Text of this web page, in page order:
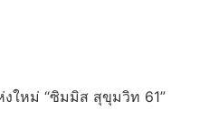
ใหม่ “ซิมมิส สุขุมวิท 61”